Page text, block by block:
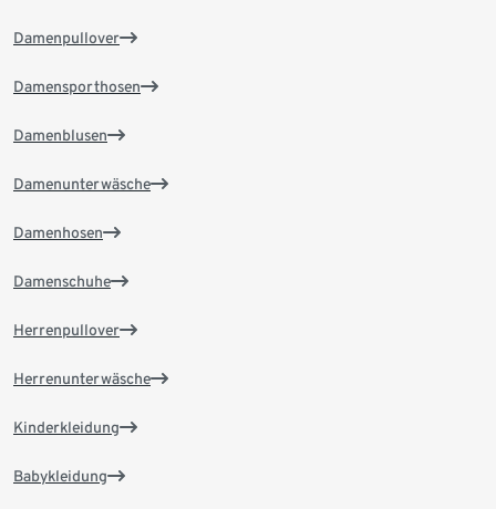
Damenpullover
Damensporthosen
Damenblusen
Damenunterwäsche
Damenhosen
Damenschuhe
Herrenpullover
Herrenunterwäsche
Kinderkleidung
Babykleidung